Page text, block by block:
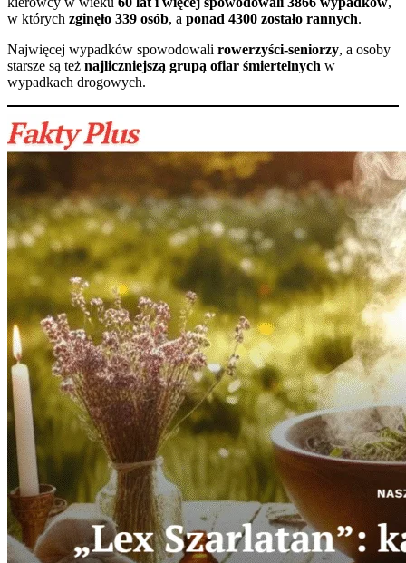
w których zginęło 339 osób, a ponad 4300 zostało rannych.
Najwięcej wypadków spowodowali rowerzyści-seniorzy, a osoby
starsze są też najliczniejszą grupą ofiar śmiertelnych w
wypadkach drogowych.